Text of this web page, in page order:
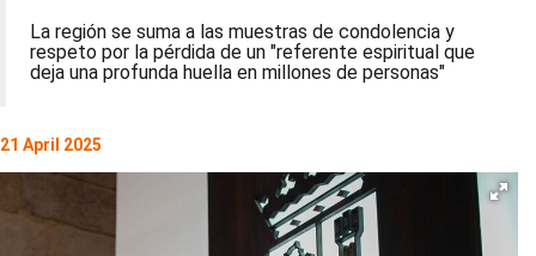
La región se suma a las muestras de condolencia y
respeto por la pérdida de un "referente espiritual que
deja una profunda huella en millones de personas"
21 April 2025